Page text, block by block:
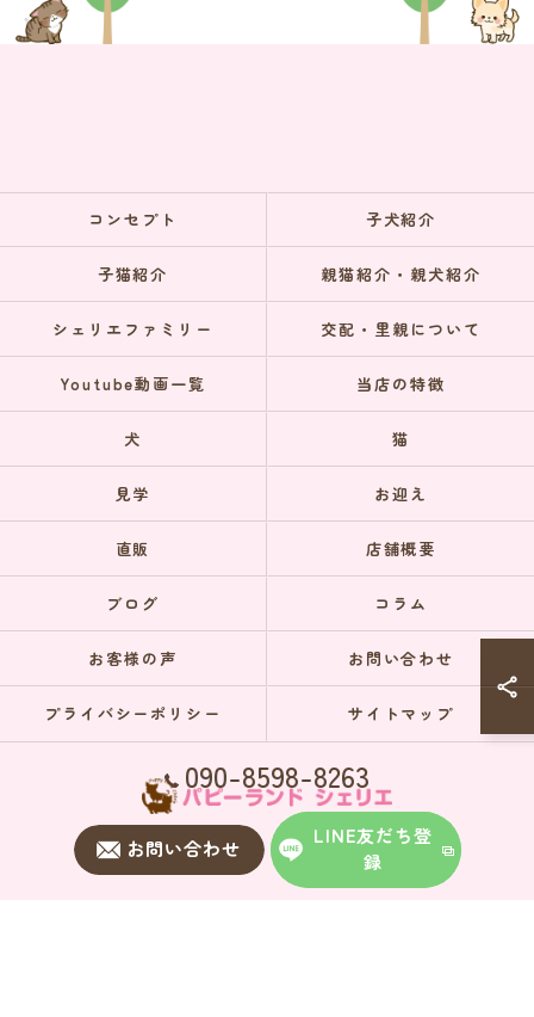
090-8598-8263
お問い合わせ
LINE友だち登
録
コンセプト 子犬紹介
子猫紹介 親猫紹介・親犬紹介
シェリエファミリー 交配・里親について
Youtube動画一覧 当店の特徴
犬 猫
見学 お迎え
直販 店舗概要
ブログ コラム
お客様の声 お問い合わせ
プライバシーポリシー サイトマップ
© 2026 埼玉のブリーダーならパピーランドシェリエ ALL RIGHTS RESERVED.